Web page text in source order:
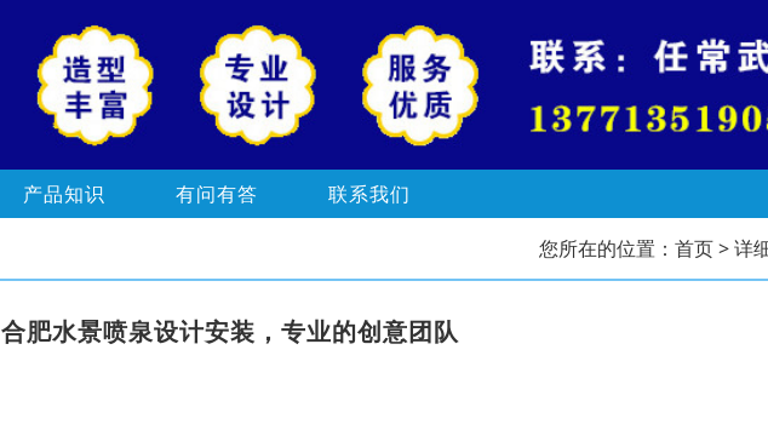
产品知识 有问有答 联系我们
您所在的位置： 首页> 详
合肥水景喷泉设计安装，专业的创意团队